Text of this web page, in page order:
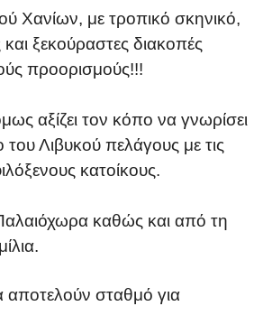
Χανίων, με τροπικό σκηνικό,
ξεκούραστες διακοπές
προορισμούς!!!
αξίζει τον κόπο να γνωρίσει
Λιβυκού πελάγους με τις
κατοίκους.
καθώς και από τη
αποτελούν σταθμό για